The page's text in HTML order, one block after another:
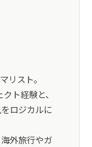
リスト。
ト経験と、
ロジカルに
外旅行やガ